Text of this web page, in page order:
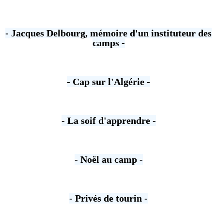
- Jacques Delbourg, mémoire d'un instituteur des
camps -
- Cap sur l'Algérie -
- La soif d'apprendre -
- Noël au camp -
- Privés de tourin -